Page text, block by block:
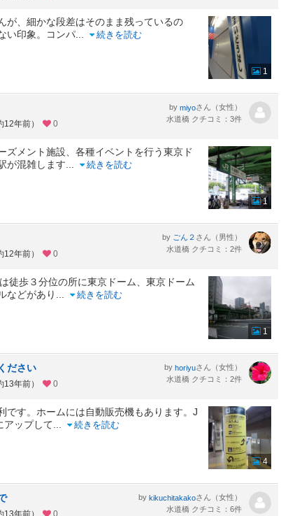
が、細かな段差はそのまま残っているの
い印象。コンパ
続きを読む
1
年前） 0
by miyoさん（女性）
水道橋 クチコミ：3件
ズメント施設、各種イベントを行う東京ド
が混雑します
続きを読む
1
年前） 0
by ごん２ さん（男性）
水道橋 クチコミ：2件
徒歩３分位の所に東京ドーム、東京ドーム
などがあり
続きを読む
1
ださい
年前） 0
by horiyuさん（女性）
水道橋 クチコミ：2件
です。ホームには自動販売機もあります。J
アップして
続きを読む
4
年前） 0
by kikuchitakakoさん（女性）
水道橋 クチコミ：6件